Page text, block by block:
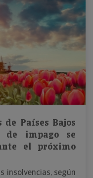
Países Bajos
de impago se
el próximo
insolvencias, según